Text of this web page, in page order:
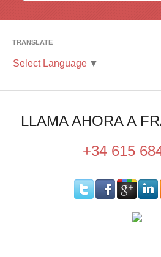
TRANSLATE
Select Language ▼
LLAMA AHORA A
+34 615